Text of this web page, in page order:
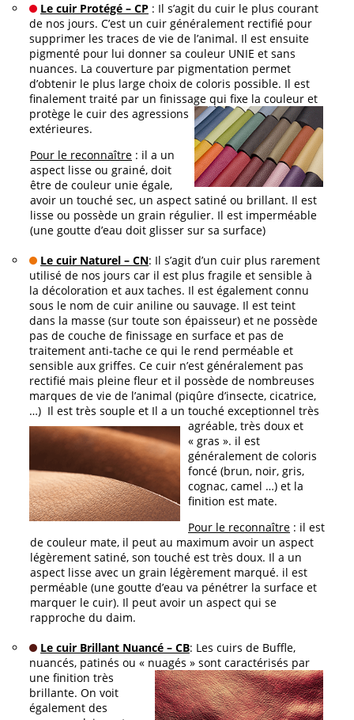
Le cuir Protégé – CP : Il s’agit du cuir le plus courant
de nos jours. C’est un cuir généralement rectifié pour
supprimer les traces de vie de l’animal. Il est ensuite
pigmenté pour lui donner sa couleur UNIE et sans
nuances. La couverture par pigmentation permet
d’obtenir le plus large choix de coloris possible. Il est
finalement traité par un finissage qui fixe la couleur et
protège le cuir des agressions
extérieures.
Pour le reconnaître : il a un
aspect lisse ou grainé, doit
être de couleur unie égale,
avoir un touché sec, un aspect satiné ou brillant. Il est
lisse ou possède un grain régulier. Il est imperméable
(une goutte d’eau doit glisser sur sa surface)
Le cuir Naturel – CN: Il s’agit d’un cuir plus rarement
utilisé de nos jours car il est plus fragile et sensible à
la décoloration et aux taches. Il est également connu
sous le nom de cuir aniline ou sauvage. Il est teint
dans la masse (sur toute son épaisseur) et ne possède
pas de couche de finissage en surface et pas de
traitement anti-tache ce qui le rend perméable et
sensible aux griffes. Ce cuir n’est généralement pas
rectifié mais pleine fleur et il possède de nombreuses
marques de vie de l’animal (piqûre d’insecte, cicatrice,
…) Il est très souple et Il a un touché exceptionnel très
agréable, très doux et
« gras ». il est
généralement de coloris
foncé (brun, noir, gris,
cognac, camel …) et la
finition est mate.
Pour le reconnaître : il est
de couleur mate, il peut au maximum avoir un aspect
légèrement satiné, son touché est très doux. Il a un
aspect lisse avec un grain légèrement marqué. il est
perméable (une goutte d’eau va pénétrer la surface et
marquer le cuir). Il peut avoir un aspect qui se
rapproche du daim.
Le cuir Brillant Nuancé – CB: Les cuirs de Buffle,
nuancés, patinés ou « nuagés » sont caractérisés par
une finition très
brillante. On voit
également des